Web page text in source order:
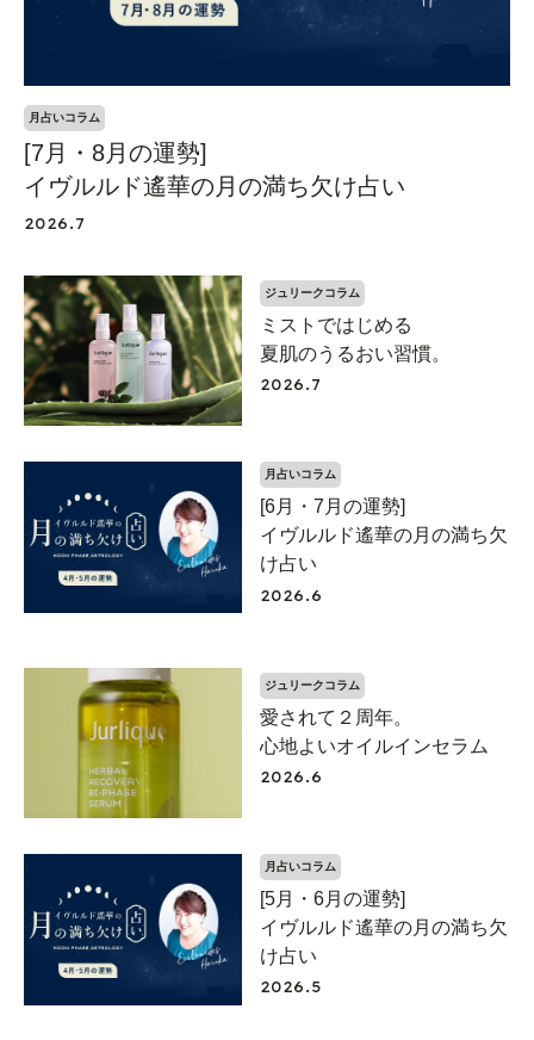
月占いコラム
[7月・8月の運勢]
イヴルルド遙華の月の満ち欠け占い
2026.7
ジュリークコラム
ミストではじめる
夏肌のうるおい習慣。
2026.7
月占いコラム
[6月・7月の運勢]
イヴルルド遙華の月の満ち欠
け占い
2026.6
ジュリークコラム
愛されて２周年。
心地よいオイルインセラム
2026.6
月占いコラム
[5月・6月の運勢]
イヴルルド遙華の月の満ち欠
け占い
2026.5